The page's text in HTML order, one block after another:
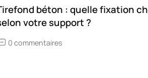
béton : quelle fixation
votre support ?
0 commentaires